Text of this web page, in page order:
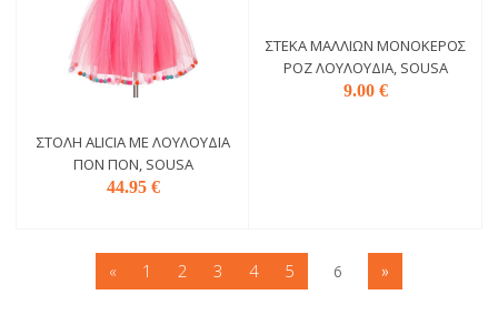
ΣΤΟΛΉ ALICIA ΜΕ ΛΟΥΛΟΎΔΙΑ
ΠΟΝ ΠΟΝ, SOUSA
44.95 €
ΣΤΈΚΑ ΜΑΛΛΙΏΝ ΜΟΝΌΚΕΡΟΣ
ΡΟΖ ΛΟΥΛΟΎΔΙΑ, SOUSA
9.00 €
« 1 2 3 4 5 6 »